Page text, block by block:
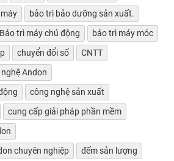
bảo trì bảo dưỡng sản xuất.
Bảo trì máy chủ động
bảo trì máy móc
chuyển đổi số
CNTT
Andon
công nghệ sản xuất
cung cấp giải pháp phần mềm
chuyên nghiệp
đếm sản lượng